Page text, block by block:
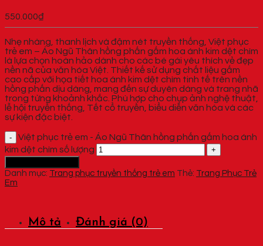
550.000₫
Nhẹ nhàng, thanh lịch và đậm nét truyền thống, Việt phục
trẻ em – Áo Ngũ Thân hồng phấn gấm hoa ánh kim dệt chìm
là lựa chọn hoàn hảo dành cho các bé gái yêu thích vẻ đẹp
nền nã của văn hóa Việt. Thiết kế sử dụng chất liệu gấm
cao cấp với họa tiết hoa ánh kim dệt chìm tinh tế trên nền
hồng phấn dịu dàng, mang đến sự duyên dáng và trang nhã
trong từng khoảnh khắc. Phù hợp cho chụp ảnh nghệ thuật,
lễ hội truyền thống, Tết cổ truyền, biểu diễn văn hóa và các
sự kiện đặc biệt.
Việt phục trẻ em - Áo Ngũ Thân hồng phấn gấm hoa ánh
kim dệt chìm số lượng
Danh mục: Trang phục truyền thống trẻ em Thẻ: Trang Phục Trẻ
Em
Mô tả Đánh giá (0)